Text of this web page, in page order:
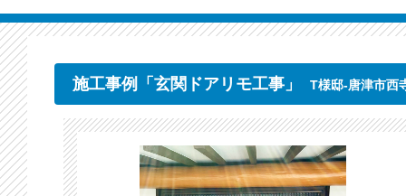
施工事例「玄関ドアリモ工事」 T様邸-唐津市西